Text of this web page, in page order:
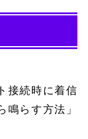
接続時に着信
鳴らす方法」